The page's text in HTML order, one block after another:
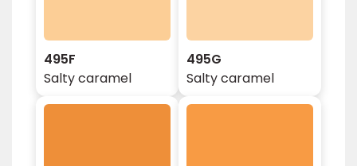
495F
Salty caramel
495G
Salty caramel